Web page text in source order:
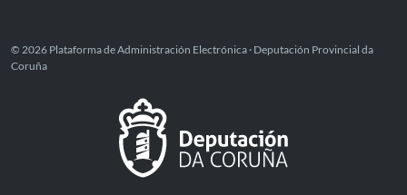
© 2026 Plataforma de Administración Electrónica · Deputación Provincial da
Coruña